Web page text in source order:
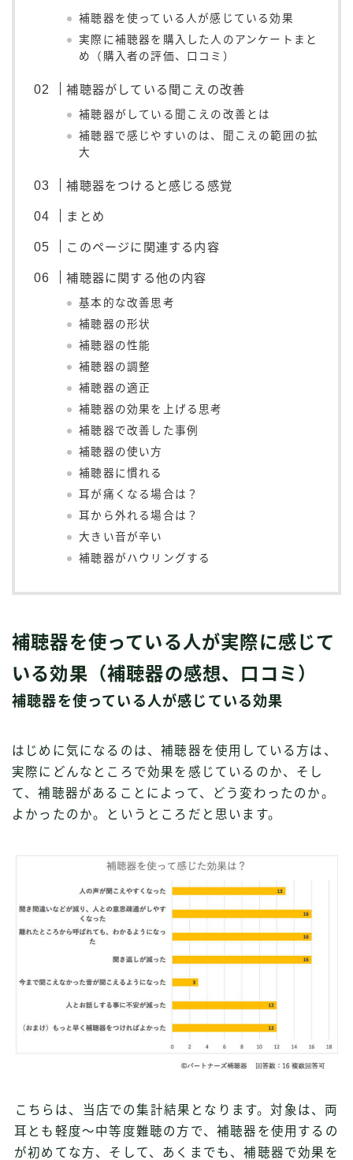
補聴器を使っている人が感じている効果
実際に補聴器を購入した人のアンケートまと
め（購入者の評価、口コミ）
補聴器がしている聞こえの改善
補聴器がしている聞こえの改善とは
補聴器で感じやすいのは、聞こえの範囲の拡
大
補聴器をつけると感じる感覚
まとめ
このページに関連する内容
補聴器に関する他の内容
基本的な改善思考
補聴器の形状
補聴器の性能
補聴器の調整
補聴器の適正
補聴器の効果を上げる思考
補聴器で改善した事例
補聴器の使い方
補聴器に慣れる
耳が痛くなる場合は？
耳から外れる場合は？
大きい音が辛い
補聴器がハウリングする
補聴器を使っている人が実際に感じて
いる効果（補聴器の感想、口コミ）
補聴器を使っている人が感じている効果
はじめに気になるのは、補聴器を使用している方は、
実際にどんなところで効果を感じているのか、そし
て、補聴器があることによって、どう変わったのか。
よかったのか。というところだと思います。
こちらは、当店での集計結果となります。対象は、両
耳とも軽度〜中等度難聴の方で、補聴器を使用するの
が初めてな方、そして、あくまでも、補聴器で効果を